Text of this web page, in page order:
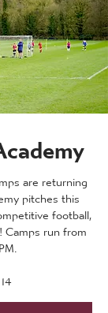
are returning
pitches this
football,
run from